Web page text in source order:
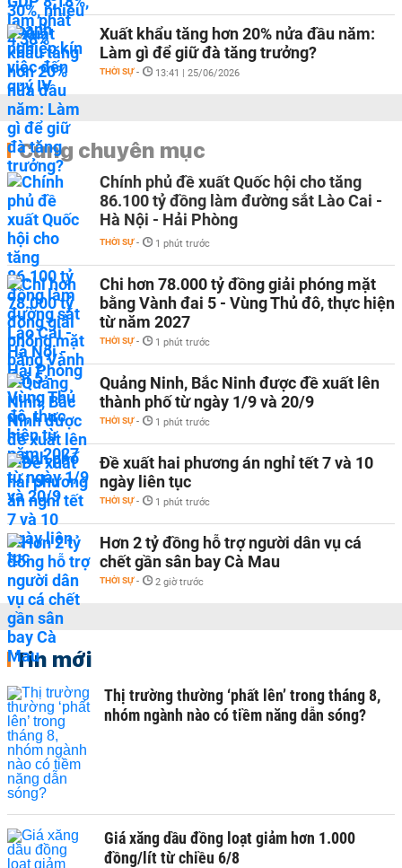
Xuất khẩu tăng hơn 20% nửa đầu năm:
Làm gì để giữ đà tăng trưởng?
THỜI SỰ - 13:41 | 25/06/2026
Cùng chuyên mục
Chính phủ đề xuất Quốc hội cho tăng
86.100 tỷ đồng làm đường sắt Lào Cai -
Hà Nội - Hải Phòng
THỜI SỰ - 1 phút trước
Chi hơn 78.000 tỷ đồng giải phóng mặt
bằng Vành đai 5 - Vùng Thủ đô, thực hiện
từ năm 2027
THỜI SỰ - 1 phút trước
Quảng Ninh, Bắc Ninh được đề xuất lên
thành phố từ ngày 1/9 và 20/9
THỜI SỰ - 1 phút trước
Đề xuất hai phương án nghỉ tết 7 và 10
ngày liên tục
THỜI SỰ - 1 phút trước
Hơn 2 tỷ đồng hỗ trợ người dân vụ cá
chết gần sân bay Cà Mau
THỜI SỰ - 2 giờ trước
Tin mới
Thị trường thường ‘phất lên’ trong tháng 8,
nhóm ngành nào có tiềm năng dẫn sóng?
Giá xăng dầu đồng loạt giảm hơn 1.000
đồng/lít từ chiều 6/8